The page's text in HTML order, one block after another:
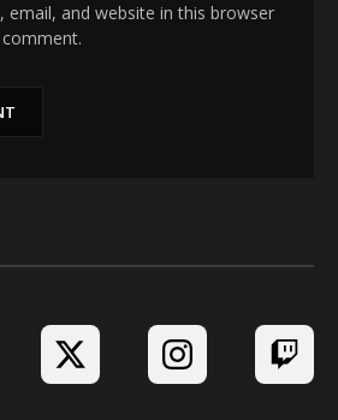
email, and website in this browser